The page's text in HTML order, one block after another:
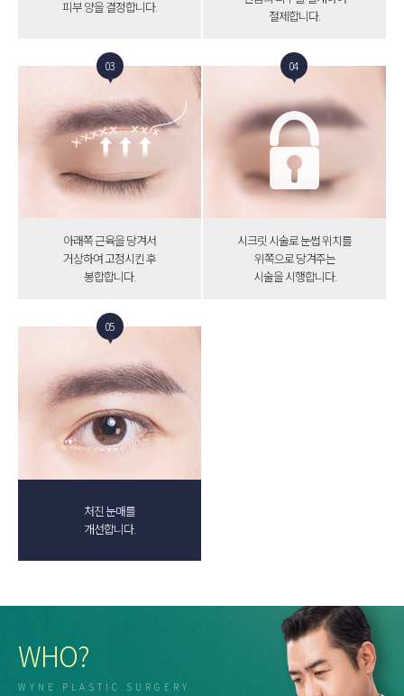
피부 양을 결정합니다.
절제합니다.
03
아래쪽 근육을 당겨서
거상하여 고정시킨 후
봉합합니다.
04
시크릿 시술로 눈썹 위치를
위쪽으로 당겨주는
시술을 시행합니다.
05
처진 눈매를
개선합니다.
WHO?
WYNE PLASTIC SURGERY